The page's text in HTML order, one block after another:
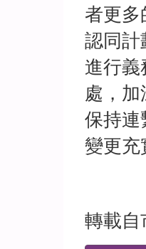
者更多
認同計
進行
處，
保持連
變更充
轉載自